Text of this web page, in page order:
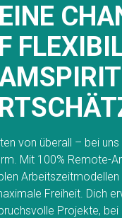
von überall – bei
Mit 100% Remote-
Arbeitszeitmodellen
Freiheit. Dich
Projekte, bei